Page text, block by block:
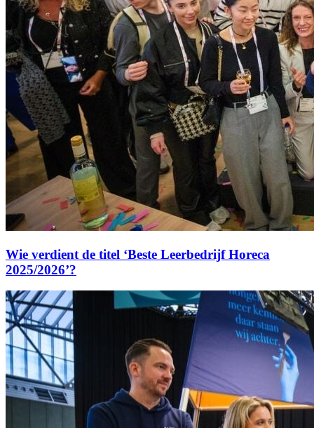
Wie verdient de titel ‘Beste Leerbedrijf Horeca
2025/2026’?